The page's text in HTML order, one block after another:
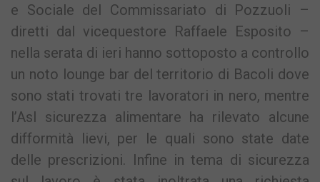
e Sociale del Commissariato di Pozzuoli –
diretti dal vicequestore Raffaele Esposito –
nella serata di ieri hanno sottoposto a controllo
un noto lounge bar del territorio di Bacoli dove
sono stati trovati tre lavoratori in nero, mentre
l’Asl sicurezza alimentare ha rilevato alcune
difformità lievi, per le quali sono state date
delle prescrizioni. Infine in tema di sicurezza